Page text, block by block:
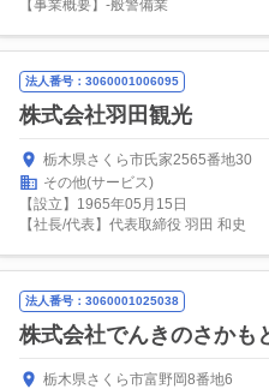
【事業概要】-般警備業
法人番号：3060001006095
株式会社羽田観光
栃木県さくら市氏家2565番地30
その他(サービス)
【設立】1965年05月15日
【社長/代表】代表取締役 羽田 和史
法人番号：3060001025038
株式会社でんきのさかも
栃木県さくら市富野岡8番地6